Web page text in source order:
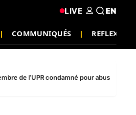
COMMUNIQUÉS REFLEXION
LIVE EN
de l’UPR condamné pour abus